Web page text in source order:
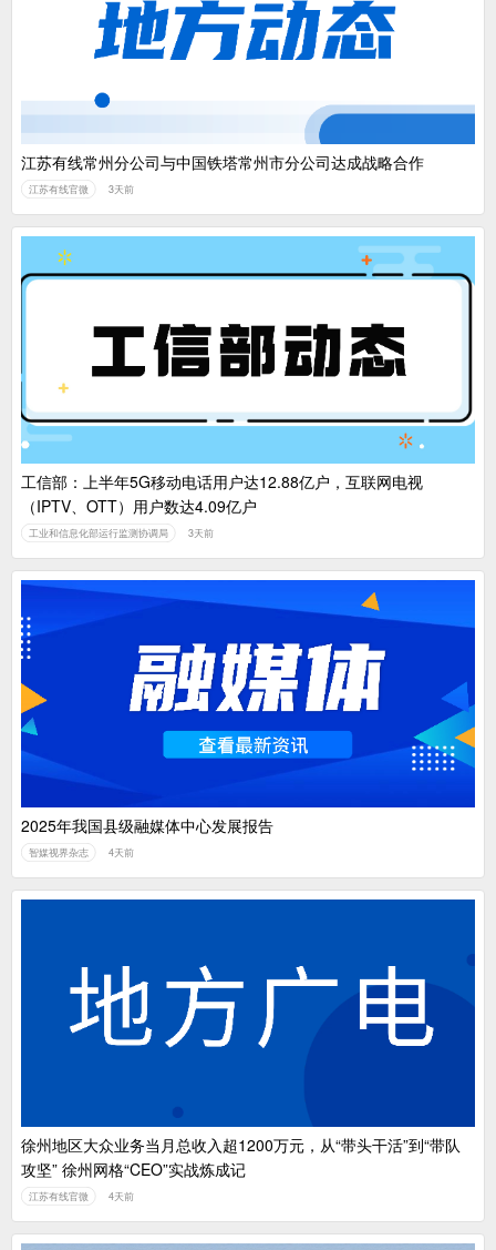
江苏有线常州分公司与中国铁塔常州市分公司达成战略合作
江苏有线官微 3天前
工信部：上半年5G移动电话用户达12.88亿户，互联网电视
（IPTV、OTT）用户数达4.09亿户
工业和信息化部运行监测协调局 3天前
2025年我国县级融媒体中心发展报告
智媒视界杂志 4天前
徐州地区大众业务当月总收入超1200万元，从“带头干活”到“带队
攻坚” 徐州网格“CEO”实战炼成记
江苏有线官微 4天前